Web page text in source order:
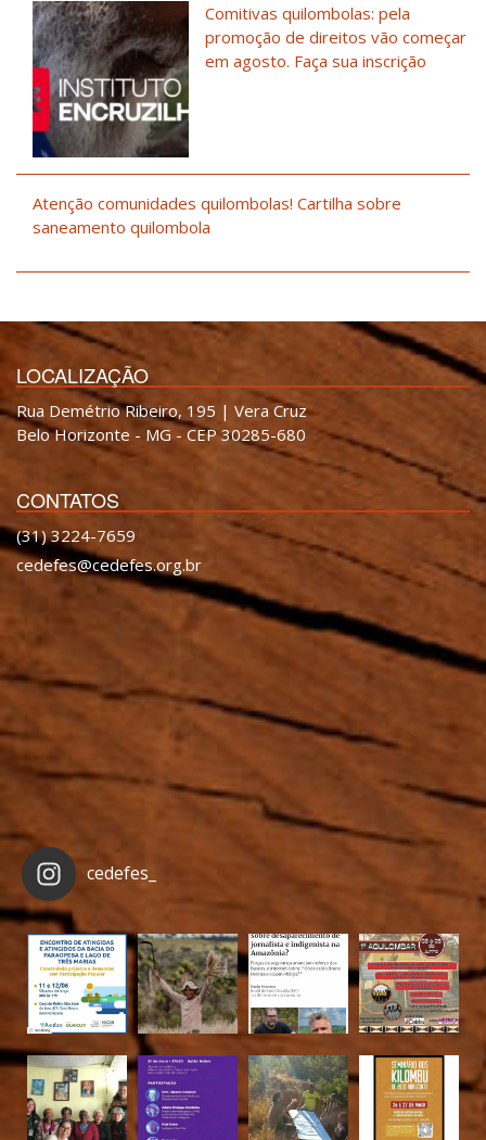
Comitivas quilombolas: pela
promoção de direitos vão começar
em agosto. Faça sua inscrição
Atenção comunidades quilombolas! Cartilha sobre
saneamento quilombola
LOCALIZAÇÃO
Rua Demétrio Ribeiro, 195 | Vera Cruz
Belo Horizonte - MG - CEP 30285-680
CONTATOS
(31) 3224-7659
cedefes@cedefes.org.br
cedefes_